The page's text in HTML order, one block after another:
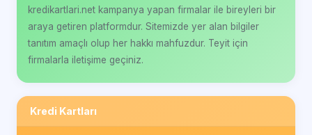
kredikartlari.net kampanya yapan firmalar ile bireyleri bir
araya getiren platformdur. Sitemizde yer alan bilgiler
tanıtım amaçlı olup her hakkı mahfuzdur. Teyit için
firmalarla iletişime geçiniz.
Kredi Kartları